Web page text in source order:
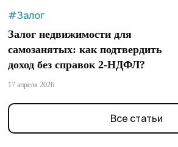
#Залог
Залог недвижимости для
самозанятых: как подтвердить
доход без справок 2-НДФЛ?
17 апреля 2026
Все статьи